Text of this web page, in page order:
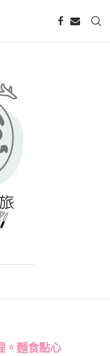
。麵食點心